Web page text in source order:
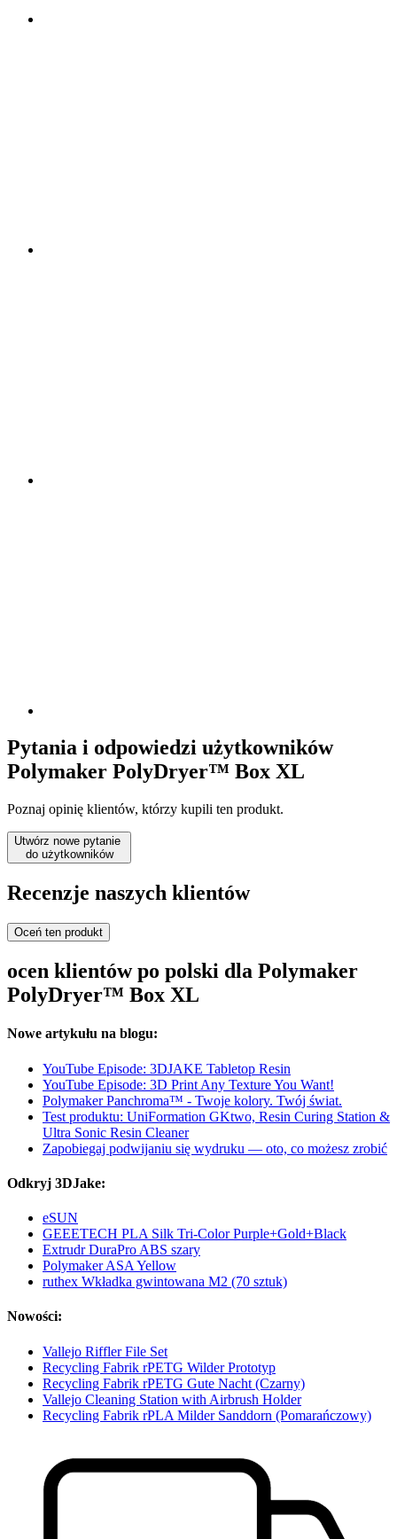
Pytania i odpowiedzi użytkowników
Polymaker PolyDryer™ Box XL
Poznaj opinię klientów, którzy kupili ten produkt.
Utwórz nowe pytanie
do użytkowników
Recenzje naszych klientów
Oceń ten produkt
ocen klientów po polski dla Polymaker
PolyDryer™ Box XL
Nowe artykułu na blogu:
YouTube Episode: 3DJAKE Tabletop Resin
YouTube Episode: 3D Print Any Texture You Want!
Polymaker Panchroma™ - Twoje kolory. Twój świat.
Test produktu: UniFormation GKtwo, Resin Curing Station &
Ultra Sonic Resin Cleaner
Zapobiegaj podwijaniu się wydruku — oto, co możesz zrobić
Odkryj 3DJake:
eSUN
GEEETECH PLA Silk Tri-Color Purple+Gold+Black
Extrudr DuraPro ABS szary
Polymaker ASA Yellow
ruthex Wkładka gwintowana M2 (70 sztuk)
Nowości:
Vallejo Riffler File Set
Recycling Fabrik rPETG Wilder Prototyp
Recycling Fabrik rPETG Gute Nacht (Czarny)
Vallejo Cleaning Station with Airbrush Holder
Recycling Fabrik rPLA Milder Sanddorn (Pomarańczowy)